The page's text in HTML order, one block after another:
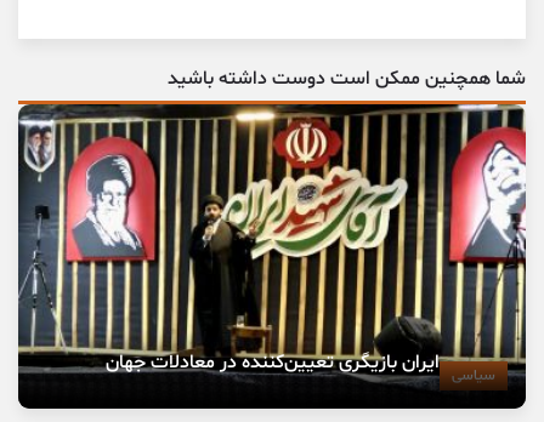
شما همچنین ممکن است دوست داشته باشید
سیاسی ایران بازیگری تعیین‌کننده در معادلات جهان